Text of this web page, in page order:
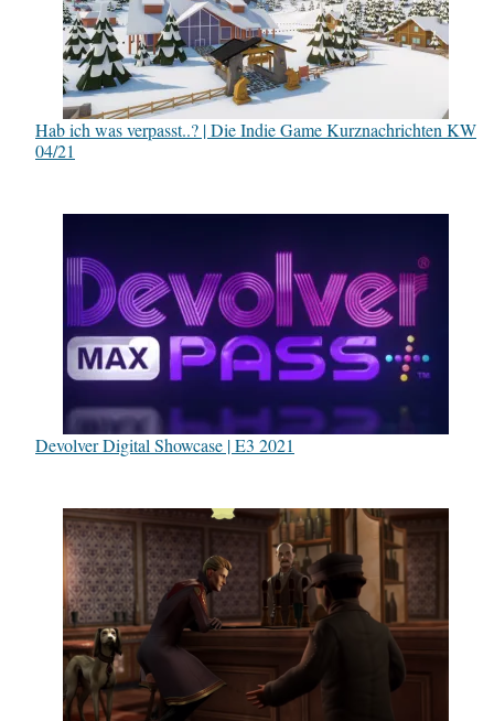
Hab ich was verpasst..? | Die Indie Game Kurznachrichten KW
04/21
Devolver Digital Showcase | E3 2021